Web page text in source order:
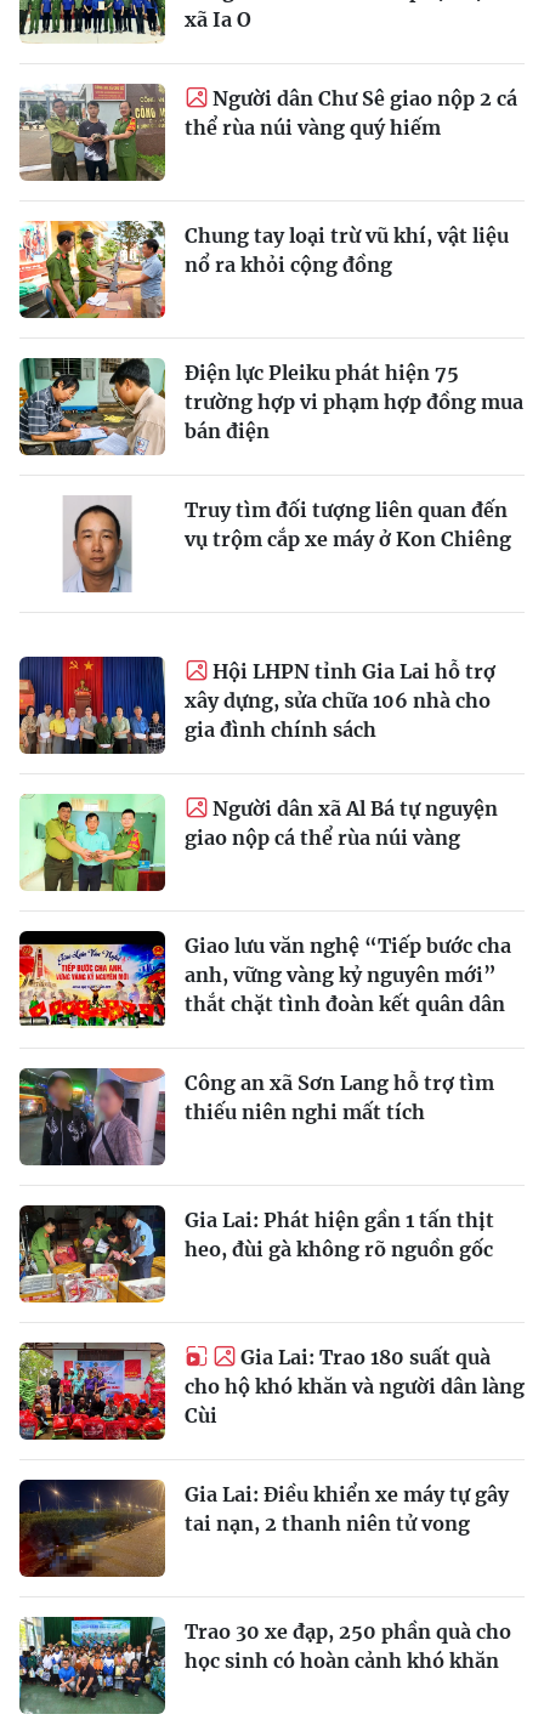
xã Ia O
Người dân Chư Sê giao nộp 2 cá
thể rùa núi vàng quý hiếm
Chung tay loại trừ vũ khí, vật liệu
nổ ra khỏi cộng đồng
Điện lực Pleiku phát hiện 75
trường hợp vi phạm hợp đồng mua
bán điện
Truy tìm đối tượng liên quan đến
vụ trộm cắp xe máy ở Kon Chiêng
Hội LHPN tỉnh Gia Lai hỗ trợ
xây dựng, sửa chữa 106 nhà cho
gia đình chính sách
Người dân xã Al Bá tự nguyện
giao nộp cá thể rùa núi vàng
Giao lưu văn nghệ “Tiếp bước cha
anh, vững vàng kỷ nguyên mới”
thắt chặt tình đoàn kết quân dân
Công an xã Sơn Lang hỗ trợ tìm
thiếu niên nghi mất tích
Gia Lai: Phát hiện gần 1 tấn thịt
heo, đùi gà không rõ nguồn gốc
Gia Lai: Trao 180 suất quà
cho hộ khó khăn và người dân làng
Cùi
Gia Lai: Điều khiển xe máy tự gây
tai nạn, 2 thanh niên tử vong
Trao 30 xe đạp, 250 phần quà cho
học sinh có hoàn cảnh khó khăn